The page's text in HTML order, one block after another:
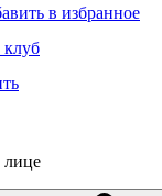
в избранное